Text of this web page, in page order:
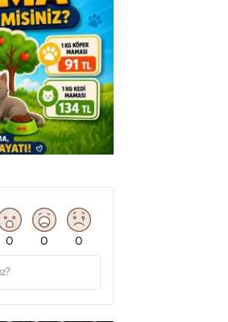
0 0 0